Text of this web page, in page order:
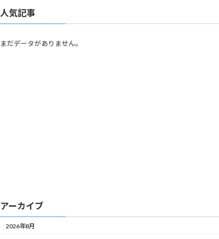
人気記事
まだデータがありません。
アーカイブ
2026年8月